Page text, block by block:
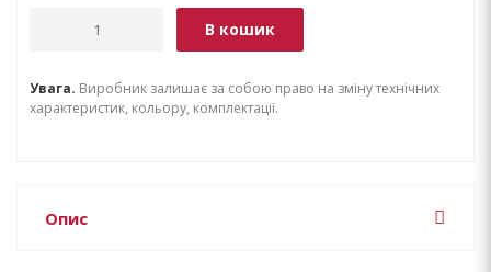
В кошик
Увага. Виробник залишає за собою право на зміну технічних
характеристик, кольору, комплектації.
Опис